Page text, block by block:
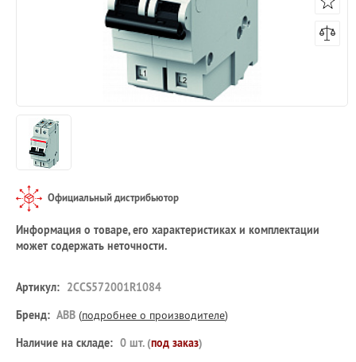
Официальный дистрибьютор
Информация о товаре, его характеристиках и комплектации
может содержать неточности.
Артикул: 2CCS572001R1084
Бренд: ABB (подробнее о производителе)
Наличие на складе: 0 шт. (под заказ)